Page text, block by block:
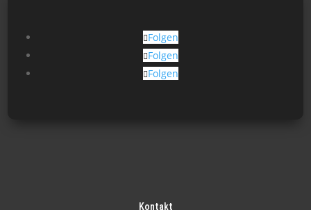
Folgen
Folgen
Folgen
Kontakt